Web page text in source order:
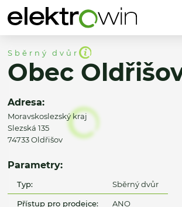
Sběrný dvůr
Obec
Adresa:
Moravskoslezský kraj
Slezská 135
74733 Oldřišov
Parametry:
Typ: Sběrný dvůr
Přístup pro prodejce: ANO